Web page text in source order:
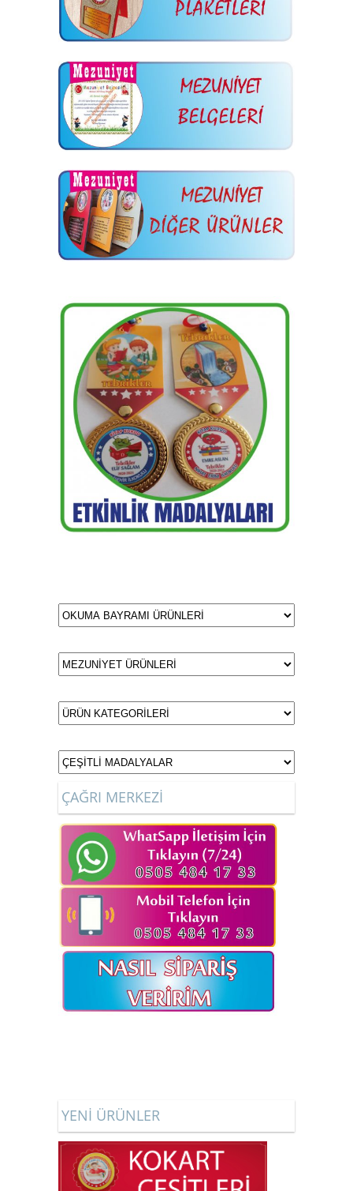
ÇAĞRI MERKEZİ
YENİ ÜRÜNLER